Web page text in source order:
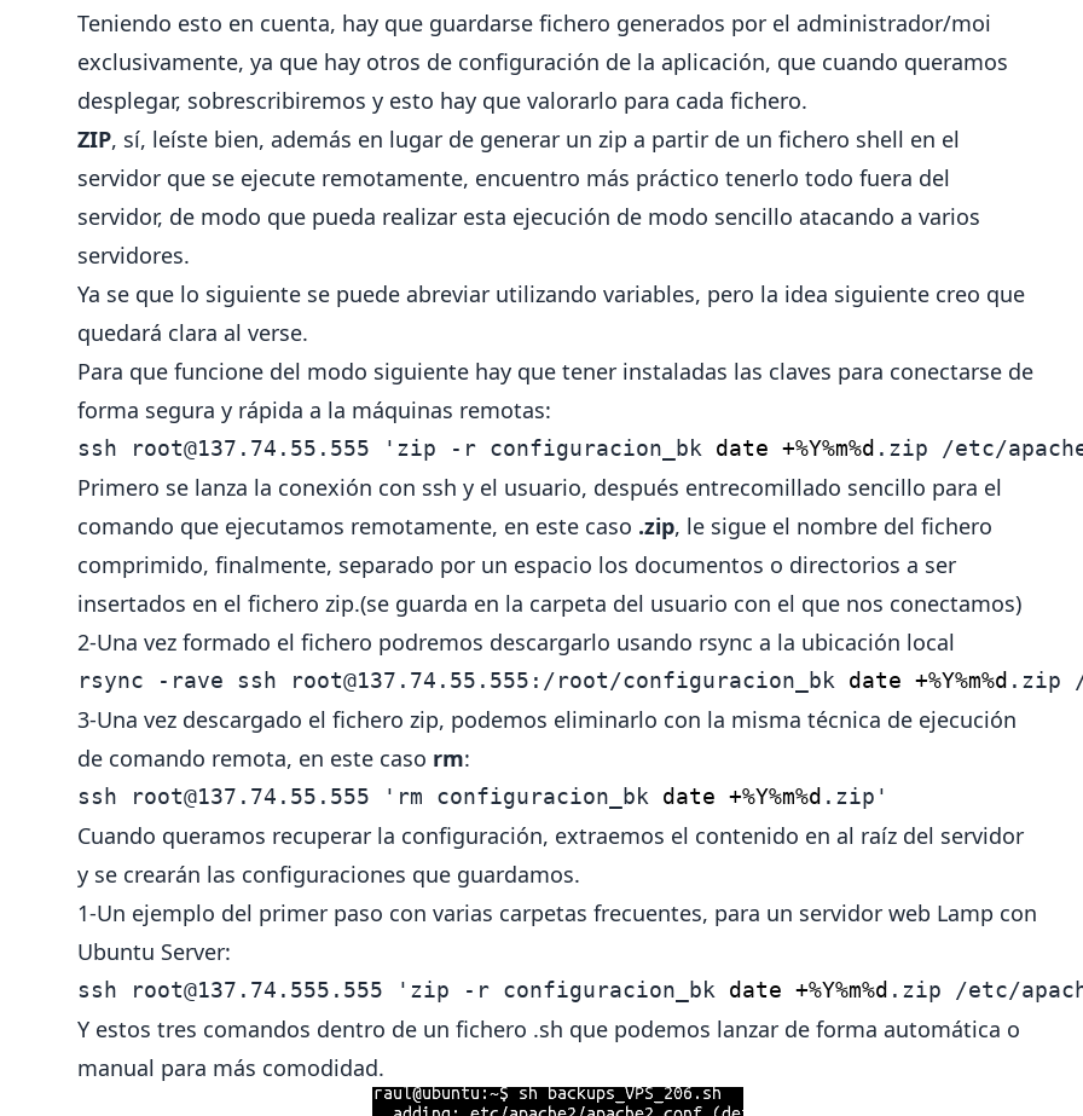
Teniendo esto en cuenta, hay que guardarse fichero generados por el administrador/moi
exclusivamente, ya que hay otros de configuración de la aplicación, que cuando queramos
desplegar, sobrescribiremos y esto hay que valorarlo para cada fichero.
ZIP, sí, leíste bien, además en lugar de generar un zip a partir de un fichero shell en el
servidor que se ejecute remotamente, encuentro más práctico tenerlo todo fuera del
servidor, de modo que pueda realizar esta ejecución de modo sencillo atacando a varios
servidores.
Ya se que lo siguiente se puede abreviar utilizando variables, pero la idea siguiente creo que
quedará clara al verse.
Para que funcione del modo siguiente hay que tener instaladas las claves para conectarse de
forma segura y rápida a la máquinas remotas:
ssh root@137.74.55.555 'zip -r configuracion_bk date +%Y%m%d .zip /etc/
Primero se lanza la conexión con ssh y el usuario, después entrecomillado sencillo para el
comando que ejecutamos remotamente, en este caso .zip, le sigue el nombre del fichero
comprimido, finalmente, separado por un espacio los documentos o directorios a ser
insertados en el fichero zip.(se guarda en la carpeta del usuario con el que nos conectamos)
2-Una vez formado el fichero podremos descargarlo usando rsync a la ubicación local
rsync -rave ssh root@137.74.55.555 :/root/configuracion_bk date +%Y%m%d .zip /
3-Una vez descargado el fichero zip, podemos eliminarlo con la misma técnica de ejecución
de comando remota, en este caso rm:
ssh root@137.74.55.555 'rm configuracion_bk date +%Y%m%d .zip'
Cuando queramos recuperar la configuración, extraemos el contenido en al raíz del servidor
y se crearán las configuraciones que guardamos.
1-Un ejemplo del primer paso con varias carpetas frecuentes, para un servidor web Lamp con
Ubuntu Server:
ssh root@137.74.555.555 'zip -r configuracion_bk date +%Y%m%d .zip /etc/
Y estos tres comandos dentro de un fichero .sh que podemos lanzar de forma automática o
manual para más comodidad.